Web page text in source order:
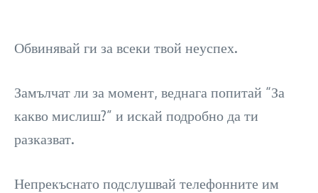
Обвинявай ги за всеки твой неуспех.
Замълчат ли за момент, веднага попитай “За
какво мислиш?” и искай подробно да ти
разказват.
Непрекъснато подслушвай телефонните им